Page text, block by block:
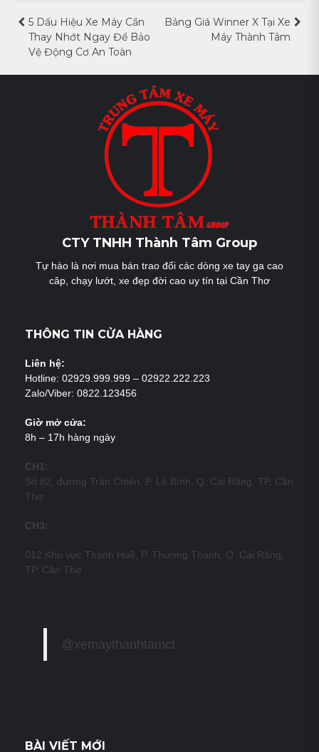
Điều
hướng
bài
5 Dấu Hiệu Xe Máy Cần
Thay Nhớt Ngay Để Bảo
Vệ Động Cơ An Toàn
Bảng Giá Winner X Tại Xe
Máy Thành Tâm
CTY TNHH Thành Tâm Group
Tự hào là nơi mua bán trao đổi các dòng xe tay ga cao
câp, chạy lướt, xe đẹp đời cao uy tín tại Cần Thơ
THÔNG TIN CỬA HÀNG
Liên hệ:
Hotline: 02929.999.999 – 02922.222.223
Zalo/Viber: 0822.123456
Giờ mở cửa:
8h – 17h hàng ngày
CH1:
Số 82, đường Trần Chiên, P. Lê Bình, Q. Cái Răng, TP. Cần
Thơ
CH3:
012 Khu vực Thạnh Huề, P. Thường Thạnh, Q. Cái Răng,
TP. Cần Thơ
@xemaythanhtamct
BÀI VIẾT MỚI